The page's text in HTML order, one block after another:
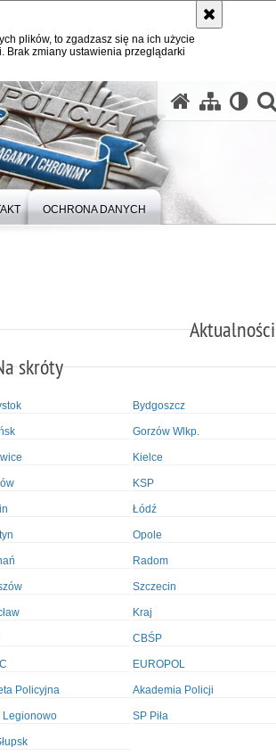
plików, to zgadzasz się na ich użycie
Brak zmiany ustawienia przeglądarki
OCHRONA DANYCH
Aktualności
skróty
Bydgoszcz
Gorzów Wlkp.
Kielce
KSP
Łódź
Opole
Radom
Szczecin
Kraj
CBŚP
EUROPOL
Policyjna Akademia Policji
Legionowo SP Piła